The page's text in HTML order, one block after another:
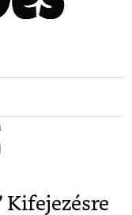
Kifejezésre